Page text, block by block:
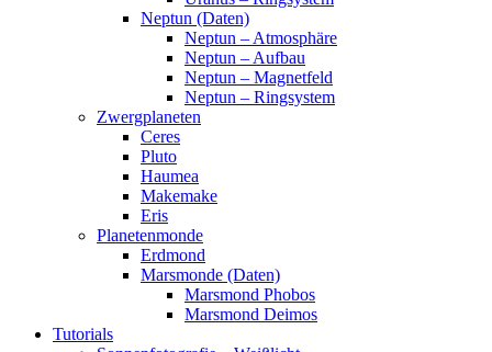
Neptun (Daten)
Neptun – Atmosphäre
Neptun – Aufbau
Neptun – Magnetfeld
Neptun – Ringsystem
Zwergplaneten
Ceres
Pluto
Haumea
Makemake
Eris
Planetenmonde
Erdmond
Marsmonde (Daten)
Marsmond Phobos
Marsmond Deimos
Tutorials